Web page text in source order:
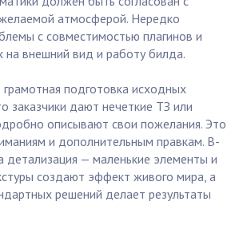
атмосферой. Нередко
с совместимостью плагинов и
внешний вид и работу билда.
подготовка исходных
заказчики дают нечеткие ТЗ или
описывают свои пожелания. Это
и дополнительным правкам. В-
детализация — маленькие элементы и
создают эффект живого мира, а
решений делает результаты